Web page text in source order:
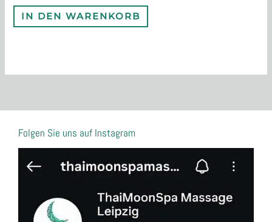
IN DEN WARENKORB
Folgen Sie uns auf Instagram